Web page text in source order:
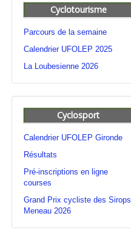
Cyclotourisme
Parcours de la semaine
Calendrier UFOLEP 2025
La Loubesienne 2026
Cyclosport
Calendrier UFOLEP Gironde
Résultats
Pré-inscriptions en ligne
courses
Grand Prix cycliste des Sirops
Meneau 2026